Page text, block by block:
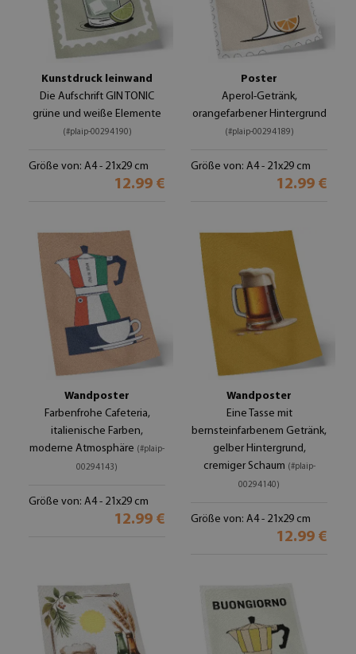
Kunstdruck leinwand
Die Aufschrift GIN TONIC
grüne und weiße Elemente
(#plaip-00294190)
Größe von: A4 - 21x29 cm
12.99 €
Poster
Aperol-Getränk,
orangefarbener Hintergrund
(#plaip-00294189)
Größe von: A4 - 21x29 cm
12.99 €
Wandposter
Farbenfrohe Cafeteria,
italienische Farben,
moderne Atmosphäre (#plaip-
00294143)
Größe von: A4 - 21x29 cm
12.99 €
Wandposter
Eine Tasse mit
bernsteinfarbenem Getränk,
gelber Hintergrund,
cremiger Schaum (#plaip-
00294140)
Größe von: A4 - 21x29 cm
12.99 €